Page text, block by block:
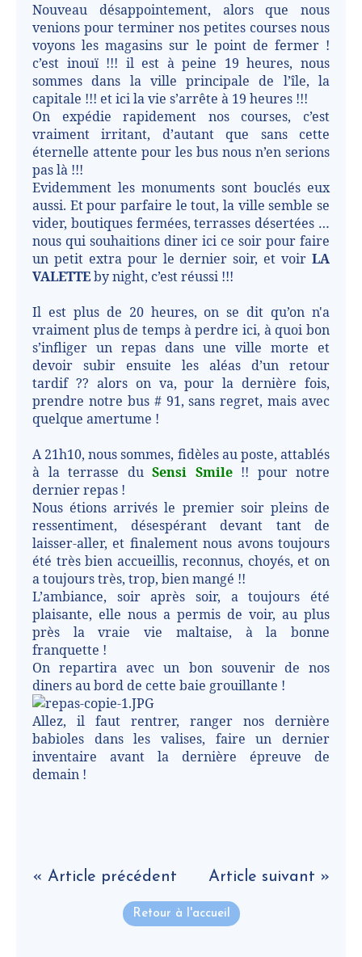
Nouveau désappointement, alors que nous
venions pour terminer nos petites courses nous
voyons les magasins sur le point de fermer !
c’est inouï !!! il est à peine 19 heures, nous
sommes dans la ville principale de l’île, la
capitale !!! et ici la vie s’arrête à 19 heures !!!
On expédie rapidement nos courses, c’est
vraiment irritant, d’autant que sans cette
éternelle attente pour les bus nous n’en serions
pas là !!!
Evidemment les monuments sont bouclés eux
aussi. Et pour parfaire le tout, la ville semble se
vider, boutiques fermées, terrasses désertées …
nous qui souhaitions diner ici ce soir pour faire
un petit extra pour le dernier soir, et voir LA
VALETTEby night, c’est réussi !!!
Il est plus de 20 heures, on se dit qu’on n'a
vraiment plus de temps à perdre ici, à quoi bon
s’infliger un repas dans une ville morte et
devoir subir ensuite les aléas d’un retour
tardif ?? alors on va, pour la dernière fois,
prendre notre bus # 91, sans regret, mais avec
quelque amertume !
A 21h10, nous sommes, fidèles au poste, attablés
à la terrasse du Sensi Smile!! pour notre
dernier repas !
Nous étions arrivés le premier soir pleins de
ressentiment, désespérant devant tant de
laisser-aller, et finalement nous avons toujours
été très bien accueillis, reconnus, choyés, et on
a toujours très, trop, bien mangé !!
L’ambiance, soir après soir, a toujours été
plaisante, elle nous a permis de voir, au plus
près la vraie vie maltaise, à la bonne
franquette !
On repartira avec un bon souvenir de nos
diners au bord de cette baie grouillante !
Allez, il faut rentrer, ranger nos dernière
babioles dans les valises, faire un dernier
inventaire avant la dernière épreuve de
demain !
« Article précédent Article suivant »
Retour à l'accueil